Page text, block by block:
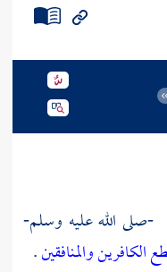
-صلى الله عليه وسلم-
الكافرين والمنافقين.